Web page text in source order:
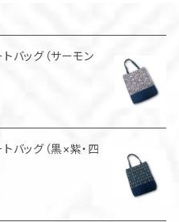
バッグ（サーモン
ッグ（黒×紫・四